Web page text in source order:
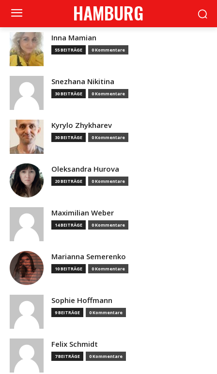
HAMBURG
Inna Mamian
55 BEITRÄGE 0 Kommentare
Snezhana Nikitina
30 BEITRÄGE 0 Kommentare
Kyrylo Zhykharev
30 BEITRÄGE 0 Kommentare
Oleksandra Hurova
20 BEITRÄGE 0 Kommentare
Maximilian Weber
14 BEITRÄGE 0 Kommentare
Marianna Semerenko
10 BEITRÄGE 0 Kommentare
Sophie Hoffmann
9 BEITRÄGE 0 Kommentare
Felix Schmidt
7 BEITRÄGE 0 Kommentare